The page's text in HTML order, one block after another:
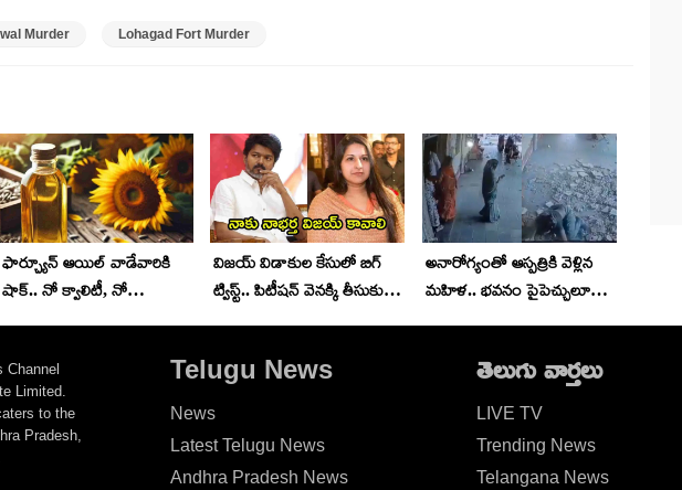
Murder Lohagad Fort Murder
ఫార్చ్యూన్ ఆయిల్ వాడేవారికి
షాక్.. నో క్వాలిటీ, నో
విజయ్ విడాకుల కేసులో బిగ్
ట్విస్ట్.. పిటీషన్ వెనక్కి తీసుకున్న
అనారోగ్యంతో ఆస్పత్రికి వెళ్లిన
మహిళ.. భవనం పైపెచ్చులూడి
Channel
Limited.
to the
Pradesh,
Telugu News
News
Latest Telugu News
Andhra Pradesh News
తెలుగు వార్తలు
LIVE TV
Trending News
Telangana News